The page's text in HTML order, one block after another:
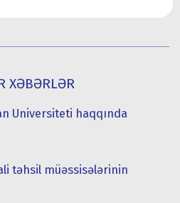
XƏBƏRLƏR
Universiteti haqqında
təhsil müəssisələrinin